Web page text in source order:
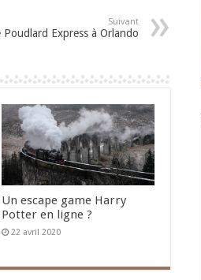
Suivant
Poudlard Express à Orlando
Un escape game Harry
Potter en ligne ?
22 avril 2020